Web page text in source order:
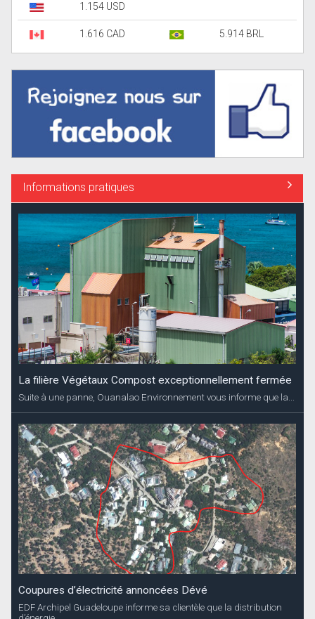
1.154 USD
1.616 CAD 5.914 BRL
Informations pratiques
La filière Végétaux Compost exceptionnellement fermée
Suite à une panne, Ouanalao Environnement vous informe que la...
Coupures d’électricité annoncées Dévé
EDF Archipel Guadeloupe informe sa clientèle que la distribution